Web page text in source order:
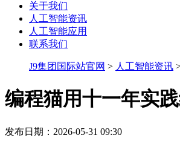
关于我们
人工智能资讯
人工智能应用
联系我们
J9集团国际站官网 > 人工智能资讯
编程猫用十一年实
发布日期：2026-05-31 09:30